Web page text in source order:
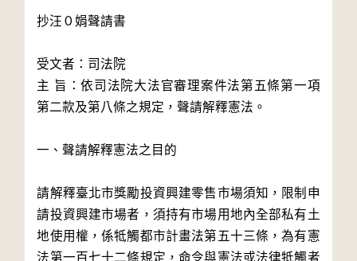
抄汪０娟聲請書
受文者：司法院
主 旨：依司法院大法官審理案件法第五條第一項
第二款及第八條之規定，聲請解釋憲法。
一、聲請解釋憲法之目的
請解釋臺北市獎勵投資興建零售市場須知，限制申
請投資興建市場者，須持有市場用地內全部私有土
地使用權，係牴觸都市計畫法第五十三條，為有憲
法第一百七十二條規定，命令與憲法或法律牴觸者